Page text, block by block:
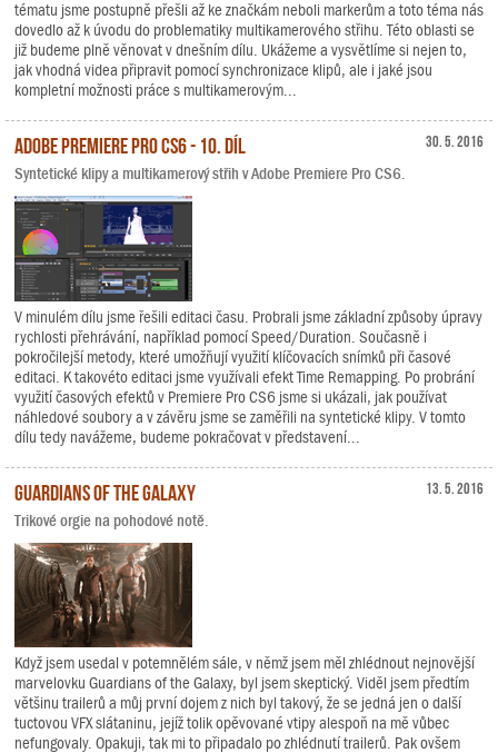
tématu jsme postupně přešli až ke značkám neboli markerům a toto téma nás
dovedlo až k úvodu do problematiky multikamerového střihu. Této oblasti se
již budeme plně věnovat v dnešním dílu. Ukážeme a vysvětlíme si nejen to,
jak vhodná videa připravit pomocí synchronizace klipů, ale i jaké jsou
kompletní možnosti práce s multikamerovým...
30. 5. 2016
Adobe Premiere Pro CS6 - 10. díl
Syntetické klipy a multikamerový střih v Adobe Premiere Pro CS6.
V minulém dílu jsme řešili editaci času. Probrali jsme základní způsoby úpravy
rychlosti přehrávání, například pomocí Speed/Duration. Současně i
pokročilejší metody, které umožňují využití klíčovacích snímků při časové
editaci. K takovéto editaci jsme využívali efekt Time Remapping. Po probrání
využití časových efektů v Premiere Pro CS6 jsme si ukázali, jak používat
náhledové soubory a v závěru jsme se zaměřili na syntetické klipy. V tomto
dílu tedy navážeme, budeme pokračovat v představení...
13. 5. 2016
Guardians of the Galaxy
Trikové orgie na pohodové notě.
Když jsem usedal v potemnělém sále, v němž jsem měl zhlédnout nejnovější
marvelovku Guardians of the Galaxy, byl jsem skeptický. Viděl jsem předtím
většinu trailerů a můj první dojem z nich byl takový, že se jedná jen o další
tuctovou VFX slátaninu, jejíž tolik opěvované vtipy alespoň na mě vůbec
nefungovaly. Opakuji, tak mi to připadalo po zhlédnutí trailerů. Pak ovšem